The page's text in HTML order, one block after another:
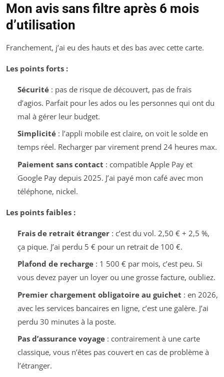
Mon avis sans filtre après 6 mois
d’utilisation
Franchement, j’ai eu des hauts et des bas avec cette carte.
Les points forts :
Sécurité: pas de risque de découvert, pas de frais
d’agios. Parfait pour les ados ou les personnes qui ont du
mal à gérer leur budget.
Simplicité: l’appli mobile est claire, on voit le solde en
temps réel. Recharger par virement prend 24 heures max.
Paiement sans contact : compatible Apple Pay et
Google Pay depuis 2025. J’ai payé mon café avec mon
téléphone, nickel.
Les points faibles :
Frais de retrait étranger: c’est du vol. 2,50 € + 2,5 %,
ça pique. J’ai perdu 5 € pour un retrait de 100 €.
Plafond de recharge: 1 500 € par mois, c’est peu. Si
vous devez payer un loyer ou une grosse facture, oubliez.
Premier chargement obligatoire au guichet : en 2026,
avec les services bancaires en ligne, c’est une galère. J’ai
perdu 30 minutes à la poste.
Pas d’assurance voyage: contrairement à une carte
classique, vous n’êtes pas couvert en cas de problème à
l’étranger.